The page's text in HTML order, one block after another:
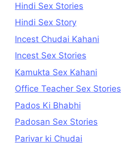
Hindi Sex Stories
Hindi Sex Story
Incest Chudai Kahani
Incest Sex Stories
Kamukta Sex Kahani
Office Teacher Sex Stories
Pados Ki Bhabhi
Padosan Sex Stories
Parivar ki Chudai